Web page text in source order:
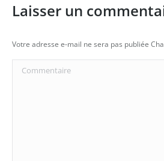
Laisser un
Votre adresse e-mail ne sera pas publiée
Commentaire